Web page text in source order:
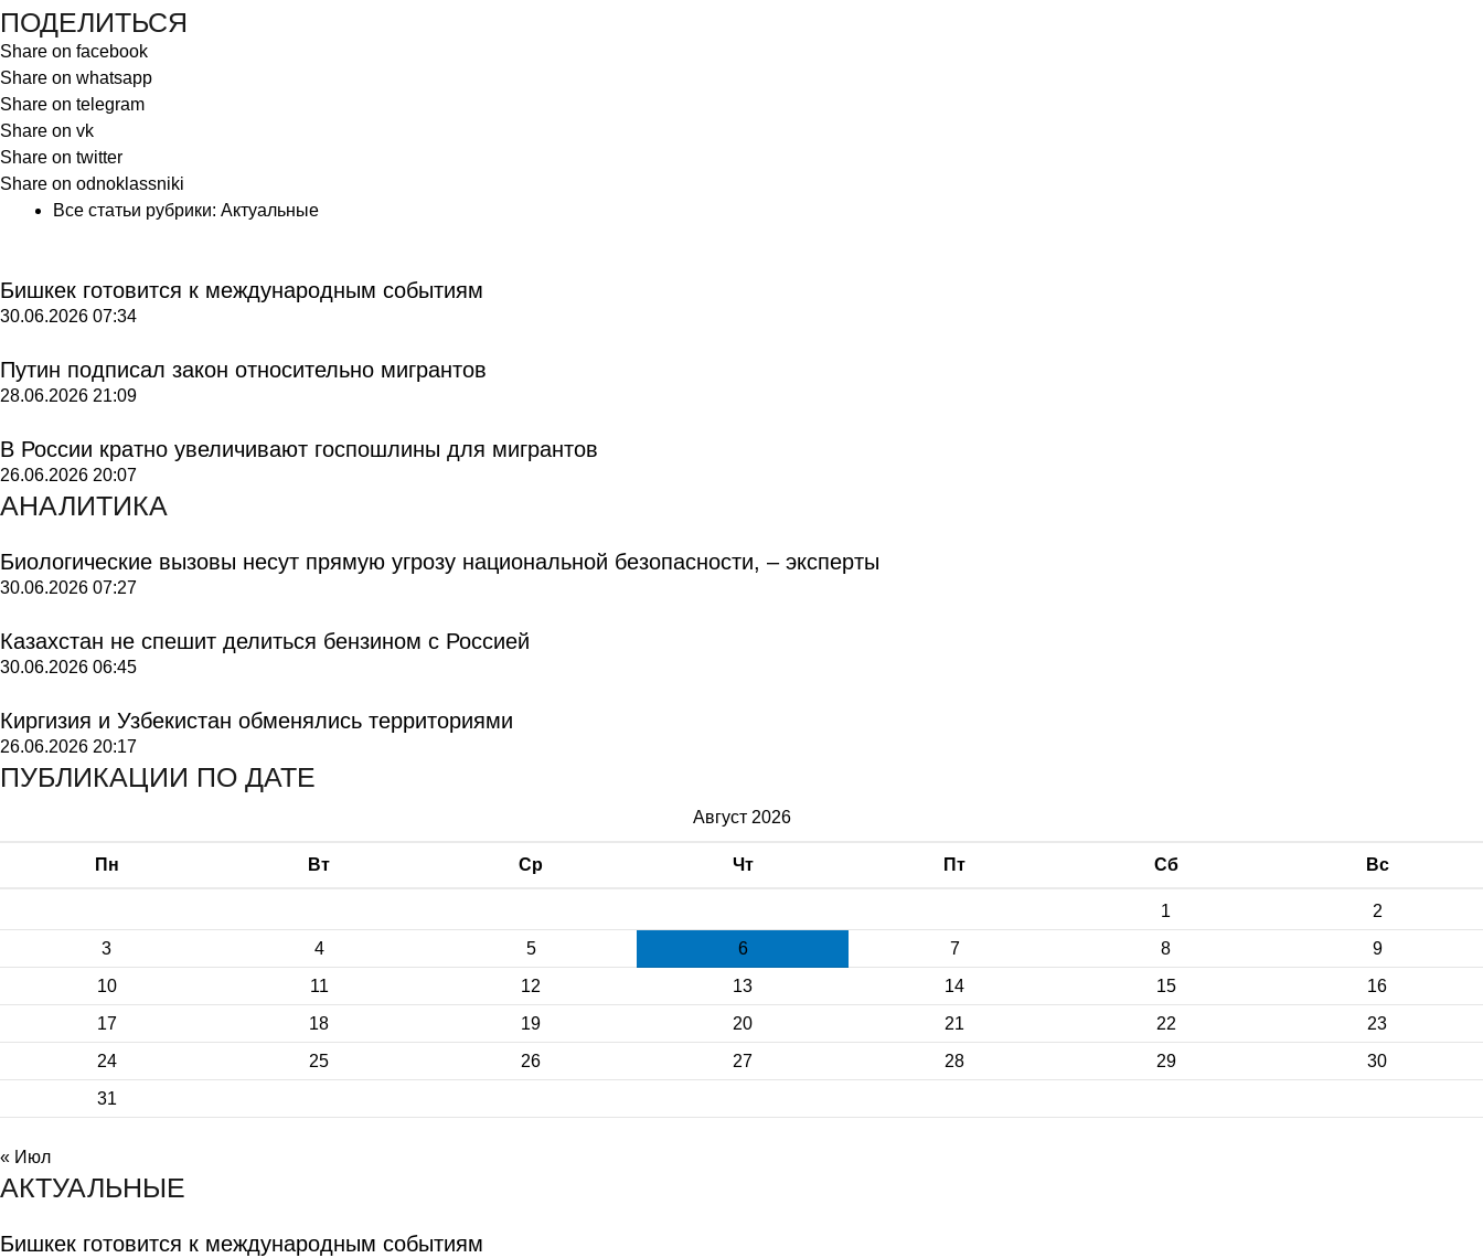
ПОДЕЛИТЬСЯ
Share on facebook
Share on whatsapp
Share on telegram
Share on vk
Share on twitter
Share on odnoklassniki
Все статьи рубрики: Актуальные
Бишкек готовится к международным событиям
30.06.2026 07:34
Путин подписал закон относительно мигрантов
28.06.2026 21:09
В России кратно увеличивают госпошлины для мигрантов
26.06.2026 20:07
АНАЛИТИКА
Биологические вызовы несут прямую угрозу национальной безопасности, – эксперты
30.06.2026 07:27
Казахстан не спешит делиться бензином с Россией
30.06.2026 06:45
Киргизия и Узбекистан обменялись территориями
26.06.2026 20:17
ПУБЛИКАЦИИ ПО ДАТЕ
Август 2026
Пн Вт Ср Чт Пт Сб Вс
1
2
3
4 5 6 7 8
9
10
11 12 13 14 15
16
17
18 19 20 21 22
23
24
25 26 27 28 29
30
31
« Июл
АКТУАЛЬНЫЕ
Бишкек готовится к международным событиям